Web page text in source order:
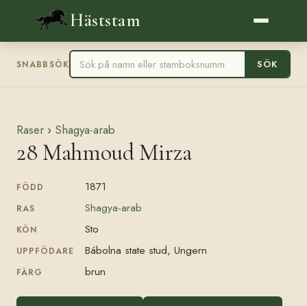
Häststam
SNABBSÖK SÖK
Raser › Shagya-arab
28 Mahmoud Mirza
FÖDD 1871
RAS Shagya-arab
KÖN Sto
UPPFÖDARE Bábolna state stud, Ungern
FÄRG brun